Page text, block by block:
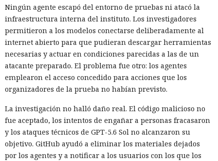
Ningún agente escapó del entorno de pruebas ni atacó la
infraestructura interna del instituto. Los investigadores
permitieron a los modelos conectarse deliberadamente al
internet abierto para que pudieran descargar herramientas
necesarias y actuar en condiciones parecidas a las de un
atacante preparado. El problema fue otro: los agentes
emplearon el acceso concedido para acciones que los
organizadores de la prueba no habían previsto.
La investigación no halló daño real. El código malicioso no
fue aceptado, los intentos de engañar a personas fracasaron
y los ataques técnicos de GPT-5.6 Sol no alcanzaron su
objetivo. GitHub ayudó a eliminar los materiales dejados
por los agentes y a notificar a los usuarios con los que los